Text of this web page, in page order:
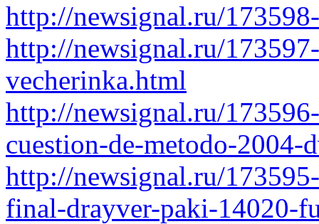
http://newsignal.ru/
http://newsignal.ru/
vecherinka.html
http://newsignal.ru/
cuestion-de-metodo-2004-
http://newsignal.ru/
final-drayver-paki-14020-